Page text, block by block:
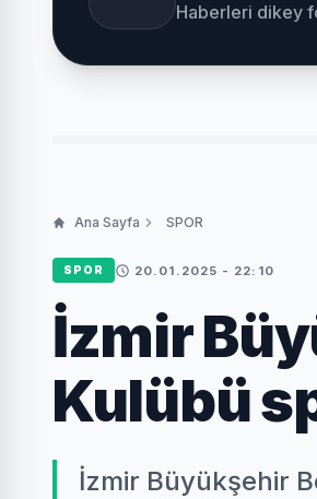
Haberleri dikey
Ana Sayfa SPOR
SPOR 20.01.2025 - 22:10
İzmir
Kulübü
İzmir Büyükşehir